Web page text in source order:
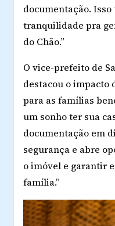
documentação.
tranquilidade pra
do Chão.”
O vice-prefeito de
destacou o
para as famílias
um sonho ter sua
documentação em
segurança e abre
o imóvel e garantir
família.”